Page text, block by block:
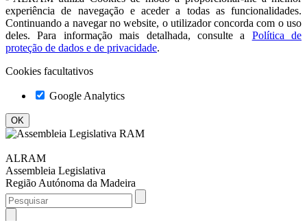
experiência de navegação e aceder a todas as funcionalidades.
Continuando a navegar no website, o utilizador concorda com o uso
deles. Para informação mais detalhada, consulte a
Política de
proteção de dados e de privacidade.
Cookies facultativos
Google Analytics
ALRAM
Assembleia Legislativa
Região Autónoma da Madeira